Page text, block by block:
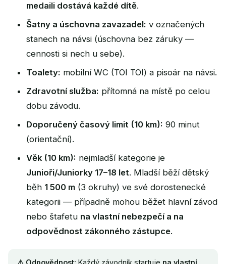
medaili dostává každé dítě.
Šatny a úschovna zavazadel: v označených
stanech na návsi (úschovna bez záruky —
cennosti si nech u sebe).
Toalety: mobilní WC (TOI TOI) a pisoár na návsi.
Zdravotní služba: přítomná na místě po celou
dobu závodu.
Doporučený časový limit (10 km): 90 minut
(orientační).
Věk (10 km): nejmladší kategorie je
Junioři/Juniorky 17–18 let. Mladší běží dětský
běh 1 500 m (3 okruhy) ve své dorostenecké
kategorii — případně mohou běžet hlavní závod
nebo štafetu na vlastní nebezpečí a na
odpovědnost zákonného zástupce.
⚠️ Odpovědnost: Každý závodník startuje na vlastní